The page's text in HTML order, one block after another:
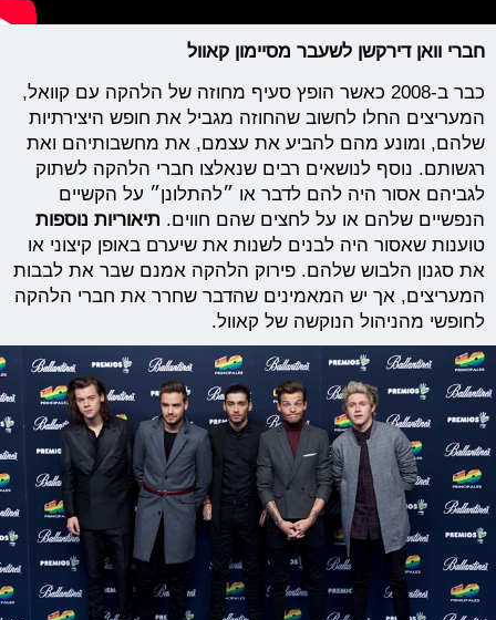
חברי וואן דירקשן לשעבר מסיימון קאוול
כבר ב-2008 כאשר הופץ סעיף מחוזה של הלהקה עם קוואל,
המעריצים החלו לחשוב שהחוזה מגביל את חופש היצירתיות
שלהם, ומונע מהם להביע את עצמם, את מחשבותיהם ואת
רגשותם. נוסף לנושאים רבים שנאלצו חברי הלהקה לשתוק
לגביהם אסור היה להם לדבר או ״להתלונן״ על הקשיים
הנפשיים שלהם או על לחצים שהם חווים. תיאוריות נוספות
טוענות שאסור היה לבנים לשנות את שיערם באופן קיצוני או
את סגנון הלבוש שלהם. פירוק הלהקה אמנם שבר את לבבות
המעריצים, אך יש המאמינים שהדבר שחרר את חברי הלהקה
לחופשי מהניהול הנוקשה של קאוול.